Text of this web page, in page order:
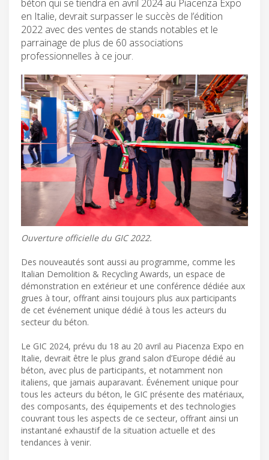
béton qui se tiendra en avril 2024 au Piacenza Expo
en Italie, devrait surpasser le succès de l’édition
2022 avec des ventes de stands notables et le
parrainage de plus de 60 associations
professionnelles à ce jour.
Ouverture officielle du GIC 2022.
Des nouveautés sont aussi au programme, comme les
Italian Demolition & Recycling Awards, un espace de
démonstration en extérieur et une conférence dédiée aux
grues à tour, offrant ainsi toujours plus aux participants
de cet événement unique dédié à tous les acteurs du
secteur du béton.
Le GIC 2024, prévu du 18 au 20 avril au Piacenza Expo en
Italie, devrait être le plus grand salon d’Europe dédié au
béton, avec plus de participants, et notamment non
italiens, que jamais auparavant. Événement unique pour
tous les acteurs du béton, le GIC présente des matériaux,
des composants, des équipements et des technologies
couvrant tous les aspects de ce secteur, offrant ainsi un
instantané exhaustif de la situation actuelle et des
tendances à venir.